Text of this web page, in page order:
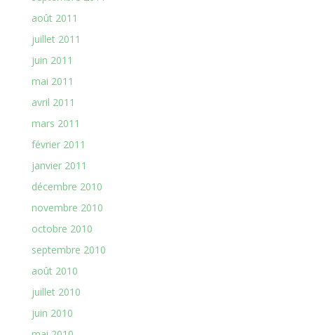
août 2011
juillet 2011
juin 2011
mai 2011
avril 2011
mars 2011
février 2011
janvier 2011
décembre 2010
novembre 2010
octobre 2010
septembre 2010
août 2010
juillet 2010
juin 2010